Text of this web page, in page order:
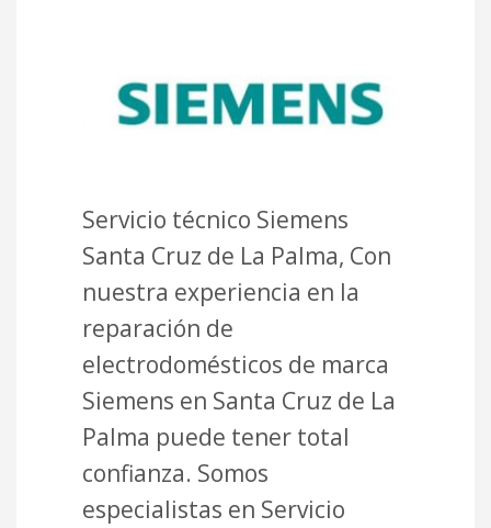
Servicio técnico Siemens
Santa Cruz de La Palma, Con
nuestra experiencia en la
reparación de
electrodomésticos de marca
Siemens en Santa Cruz de La
Palma puede tener total
confianza. Somos
especialistas en Servicio